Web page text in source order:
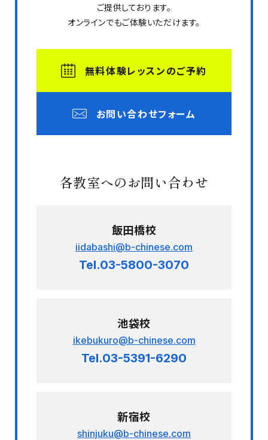
ご提供しております。
オンラインでもご体験いただけます。
無料体験レッスンのご予約
お問い合わせフォーム
各教室へのお問い合わせ
飯田橋校
iidabashi@b-chinese.com
Tel.03-5800-3070
池袋校
ikebukuro@b-chinese.com
Tel.03-5391-6290
新宿校
shinjuku@b-chinese.com